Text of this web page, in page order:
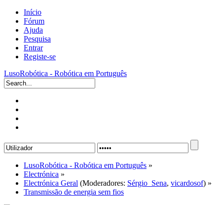
Início
Fórum
Ajuda
Pesquisa
Entrar
Registe-se
LusoRobótica - Robótica em Português
LusoRobótica - Robótica em Português »
Electrónica »
Electrónica Geral (Moderadores: Sérgio_Sena, vicardosof) »
Transmissão de energia sem fios